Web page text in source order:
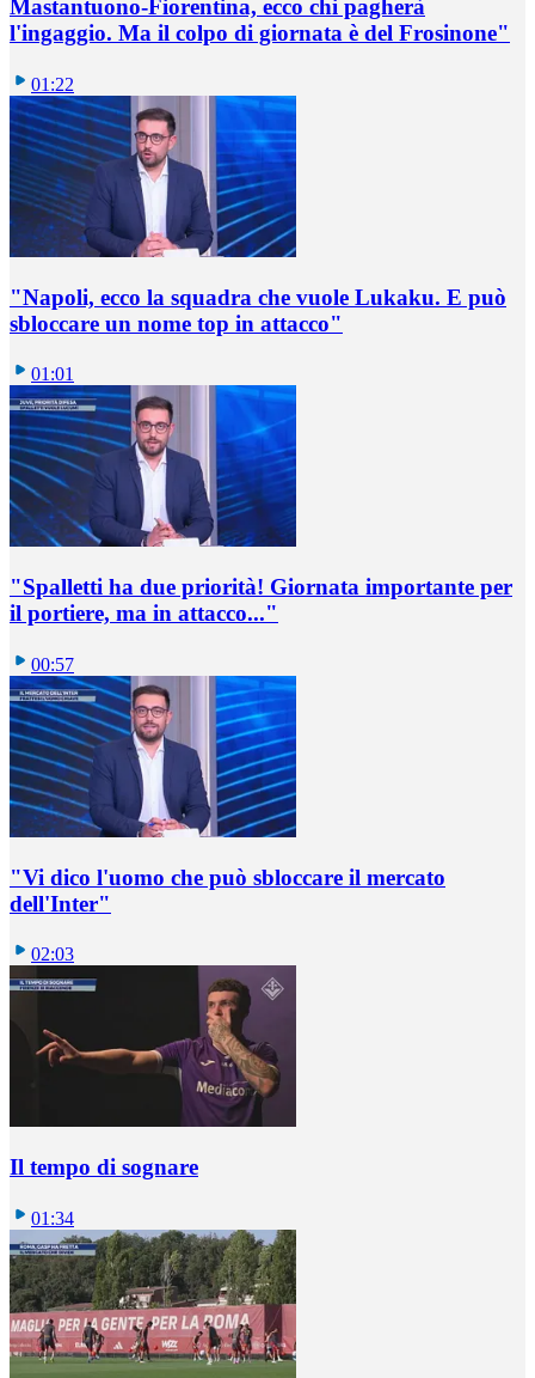
Mastantuono-Fiorentina, ecco chi pagherà
l'ingaggio. Ma il colpo di giornata è del Frosinone"
01:22
"Napoli, ecco la squadra che vuole Lukaku. E può
sbloccare un nome top in attacco"
01:01
"Spalletti ha due priorità! Giornata importante per
il portiere, ma in attacco..."
00:57
"Vi dico l'uomo che può sbloccare il mercato
dell'Inter"
02:03
Il tempo di sognare
01:34